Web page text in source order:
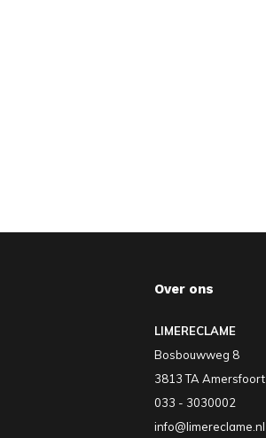
Over ons
LIMERECLAME
Bosbouwweg 8
3813 TA Amersfoort
033 - 3030002
info@limereclame.nl